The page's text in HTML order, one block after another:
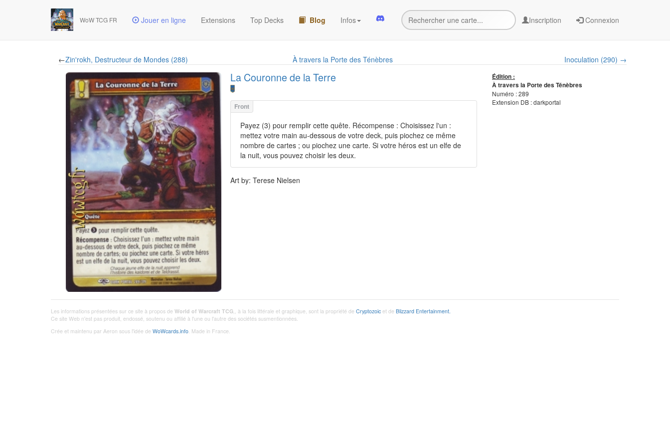
WoW TCG FR Jouer en ligne Extensions Top Decks Blog Infos Inscription Connexion
←Zin'rokh, Destructeur de Mondes (288) À travers la Porte des Ténèbres Inoculation (290) →
La Couronne de la Terre
Payez (3) pour remplir cette quête. Récompense : Choisissez l'un :
mettez votre main au-dessous de votre deck, puis piochez ce même
nombre de cartes ; ou piochez une carte. Si votre héros est un elfe de
la nuit, vous pouvez choisir les deux.
Art by: Terese Nielsen
Édition :
À travers la Porte des Ténèbres
Numéro : 289
Extension DB : darkportal
Les informations présentées sur ce site à propos de World of Warcraft TCG,, à la fois littérale et graphique, sont la propriété de Cryptozoic et de Blizzard Entertainment.
Ce site Web n'est pas produit, endossé, soutenu ou affilié à l'une ou l'autre des sociétés susmentionnées.
Crée et maintenu par Aeron sous l'idée de WoWcards.info. Made in France.